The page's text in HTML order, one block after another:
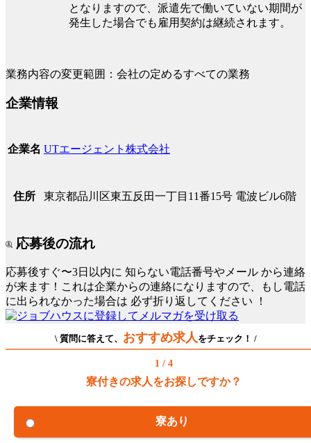
となりますので、派遣先で働いていない期間が
発生した場合でも雇用契約は継続されます。
業務内容の変更範囲：会社の定めるすべての業務
企業情報
企業名 UTエージェント株式会社
住所 東京都品川区東五反田一丁目11番15号 電波ビル6階
応募後の流れ
応募後すぐ〜3日以内に 知らない電話番号やメール から連絡
が来ます！これは企業からの連絡になりますので、もし電話
に出られなかった場合は 必ず折り返してください ！
\ 質問に答えて、 おすすめ求人をチェック！ /
1 / 4
寮付きの求人をお探しですか？
寮あり